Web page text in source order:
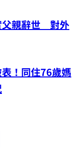
父親辭世 對外
！同住76歲媽